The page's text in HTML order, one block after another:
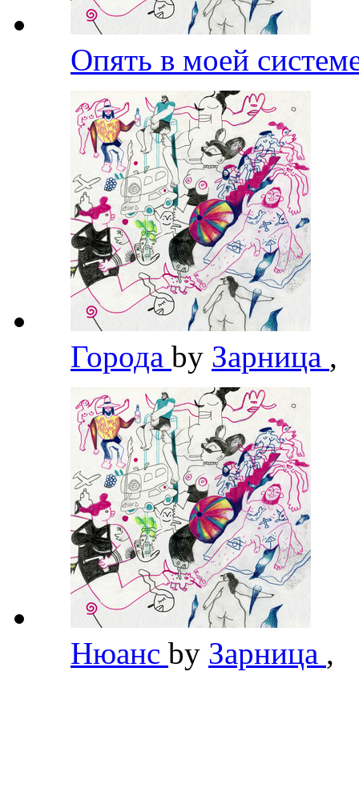
Опять в моей
Города by Зарница ,
Нюанс by Зарница ,